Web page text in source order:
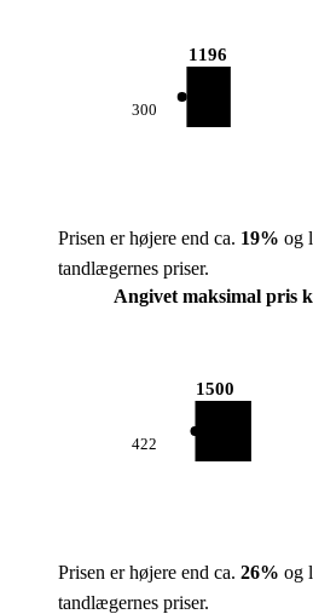
300
1196
Prisen er højere end ca. 19% og
tandlægernes priser.
Angivet maksimal pris
422
1500
Prisen er højere end ca. 26% og
tandlægernes priser.